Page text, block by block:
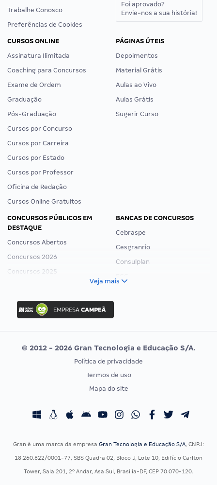
Trabalhe Conosco
Preferências de Cookies
Foi aprovado?
Envie-nos a sua história!
CURSOS ONLINE
Assinatura Ilimitada
Coaching para Concursos
Exame de Ordem
Graduação
Pós-Graduação
Cursos por Concurso
Cursos por Carreira
Cursos por Estado
Cursos por Professor
Oficina de Redação
Cursos Online Gratuitos
PÁGINAS ÚTEIS
Depoimentos
Material Grátis
Aulas ao Vivo
Aulas Grátis
Sugerir Curso
CONCURSOS PÚBLICOS EM
DESTAQUE
Concursos Abertos
Concursos 2026
Concursos 2025
Concurso Ibama
Concurso MPU
Editais publicados
BANCAS DE CONCURSOS
Cebraspe
Cesgranrio
Consulplan
Vunesp
CONCURSOS POR PROFISSÃO
Concursos Fiscais
Concursos Saúde
EXAME DE ORDEM
Calendário OAB
Veja mais
© 2012 - 2026 Gran Tecnologia e Educação S/A.
Política de privacidade
Termos de uso
Mapa do site
Gran é uma marca da empresa Gran Tecnologia e Educação S/A, CNPJ:
18.260.822/0001-77, SBS Quadra 02, Bloco J, Lote 10, Edifício Carlton
Tower, Sala 201, 2º Andar, Asa Sul, Brasília-DF, CEP 70.070-120.